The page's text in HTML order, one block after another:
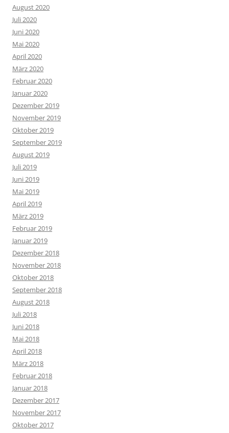
August 2020
Juli 2020
Juni 2020
Mai 2020
April 2020
März 2020
Februar 2020
Januar 2020
Dezember 2019
November 2019
Oktober 2019
September 2019
August 2019
Juli 2019
Juni 2019
Mai 2019
April 2019
März 2019
Februar 2019
Januar 2019
Dezember 2018
November 2018
Oktober 2018
September 2018
August 2018
Juli 2018
Juni 2018
Mai 2018
April 2018
März 2018
Februar 2018
Januar 2018
Dezember 2017
November 2017
Oktober 2017